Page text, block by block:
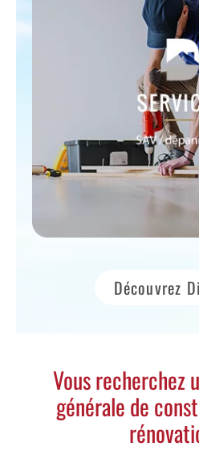
Découvrez
Vous recherchez
générale de